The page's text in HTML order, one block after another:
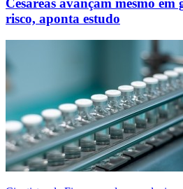
Cesáreas avançam mesmo em
risco, aponta estudo